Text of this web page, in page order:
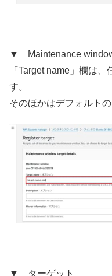
▼ Maintenance
「Target name」欄は
す。
そのほかはデフォルトの
▼ ターゲット